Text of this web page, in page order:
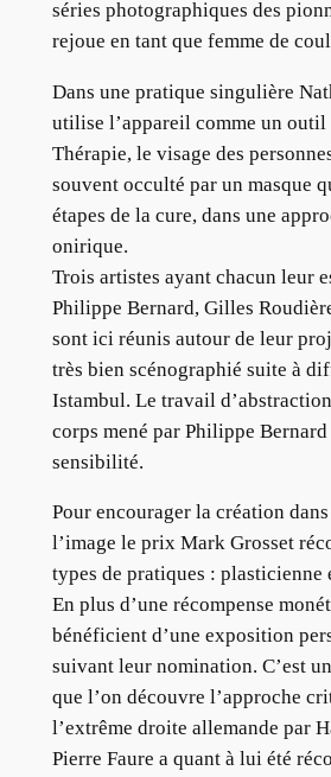
séries photographiques des
rejoue en tant que femme de
Dans une pratique singulière
utilise l’appareil comme un outil
Thérapie, le visage des
souvent occulté par un masque
étapes de la cure, dans une
onirique.
Trois artistes ayant chacun leur
Philippe Bernard, Gilles
sont ici réunis autour de leur
très bien scénographié suite à
Istambul. Le travail
corps mené par Philippe Bernard
sensibilité.
Pour encourager la création
l’image le prix Mark Grosset
types de pratiques : plasticienne
En plus d’une récompense
bénéficient d’une exposition
suivant leur nomination. C’est
que l’on découvre l’approche
l’extrême droite allemande par
Pierre Faure a quant à lui été